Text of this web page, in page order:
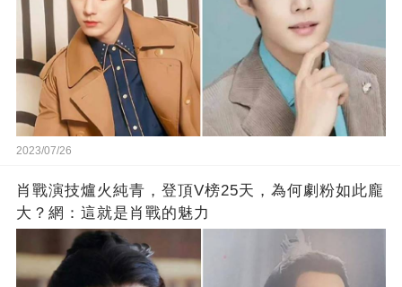
2023/07/26
肖戰演技爐火純青，登頂V榜25天，為何劇粉如此龐
大？網：這就是肖戰的魅力